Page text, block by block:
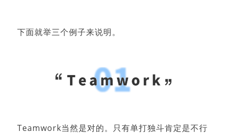
下面就举三个例子来说明。
Teamwork当然是对的。只有单打独斗肯定是不行